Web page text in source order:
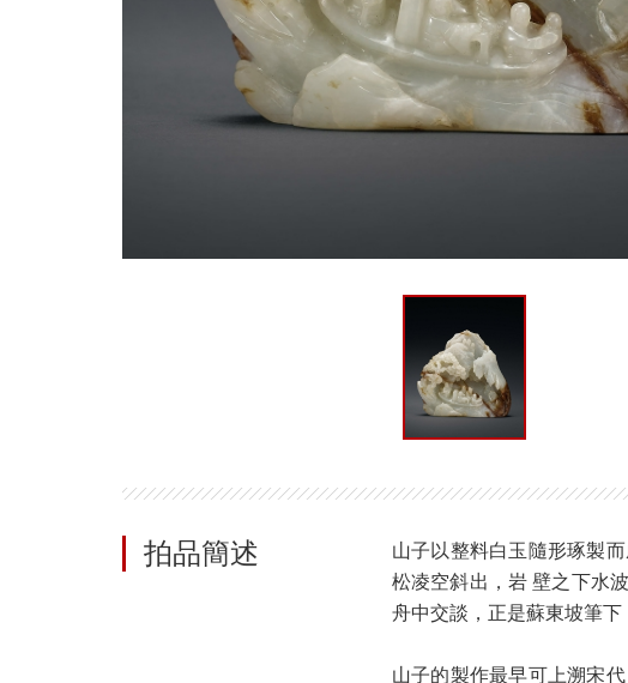
拍品簡述
山子以整料白玉隨形琢製
松凌空斜出，岩 壁之下水
舟中交談，正是蘇東坡筆下
山子的製作最早可上溯宋